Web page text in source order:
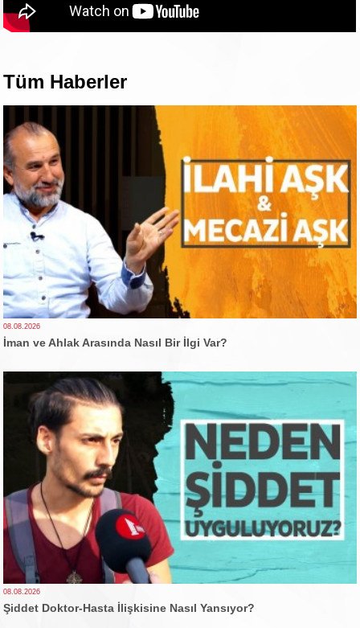
Tüm Haberler
08.08.2026
İman ve Ahlak Arasında Nasıl Bir İlgi Var?
08.08.2026
Şiddet Doktor-Hasta İlişkisine Nasıl Yansıyor?